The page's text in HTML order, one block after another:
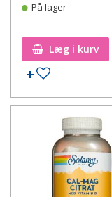
På lager
Læg i kurv
Tilføj til